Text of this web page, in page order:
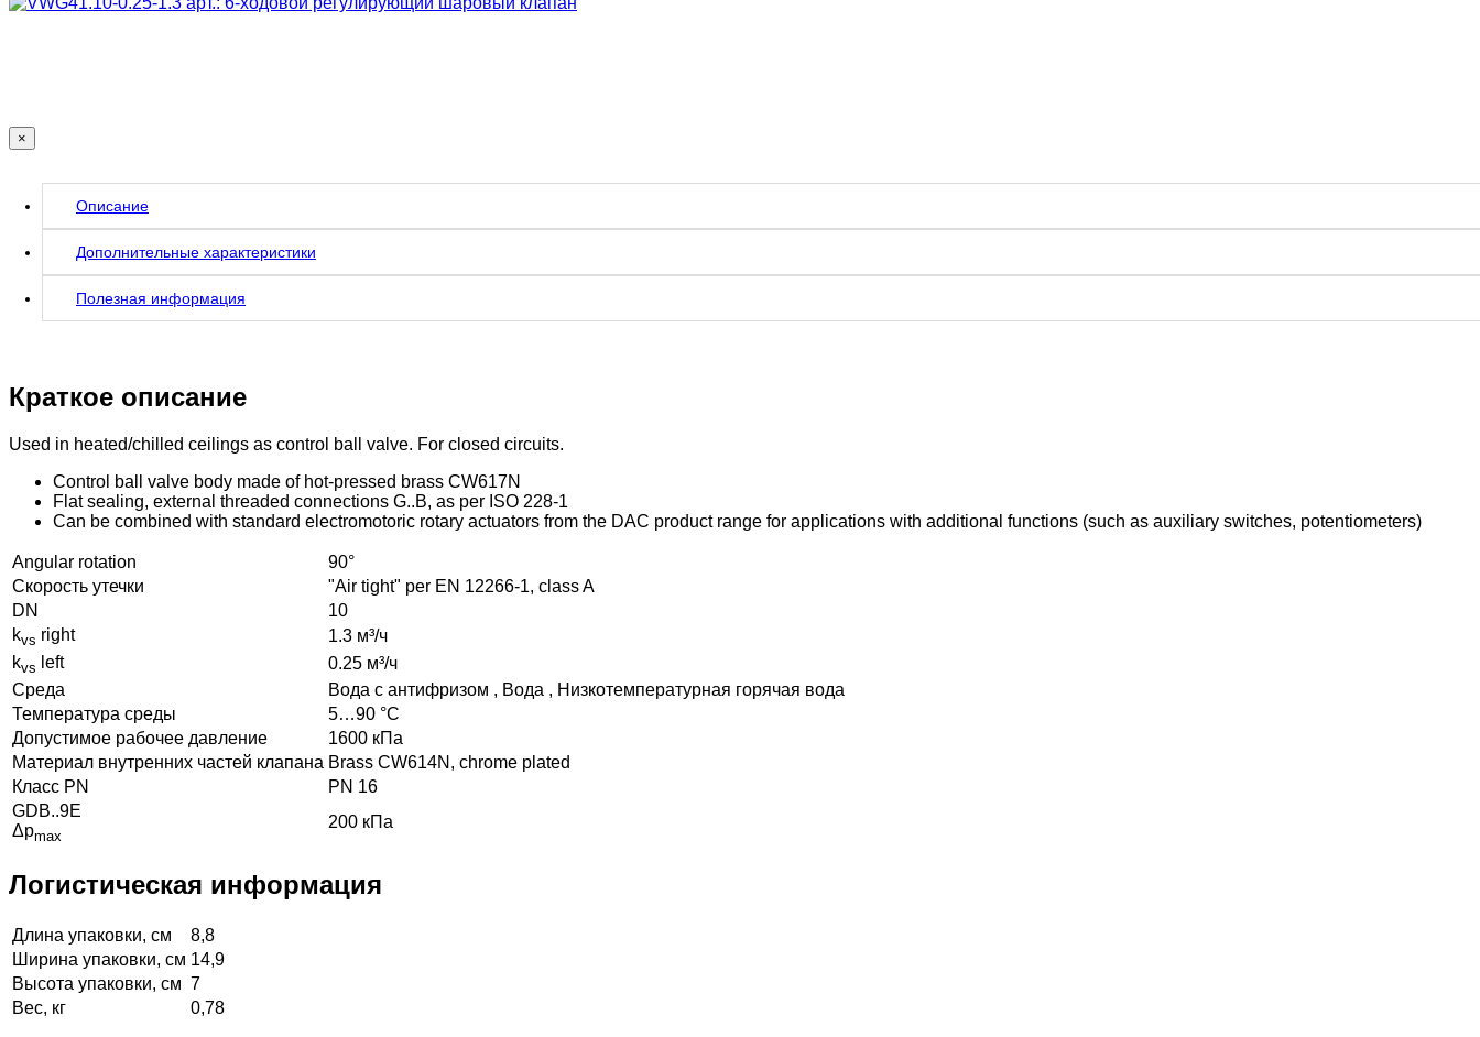
×
Описание
Дополнительные характеристики
Полезная информация
Краткое описание
Used in heated/chilled ceilings as control ball valve. For closed circuits.
Control ball valve body made of hot-pressed brass CW617N
Flat sealing, external threaded connections G..B, as per ISO 228-1
Can be combined with standard electromotoric rotary actuators from the DAC product range for applications with additional functions (such as auxiliary switches, potentiometers)
Angular rotation
90°
Скорость утечки
"Air tight" per EN 12266-1, class A
DN
10
kvs right
1.3 м³/ч
kvs left
0.25 м³/ч
Среда
Bодa с антифризом , Bодa , Низкотемпературная горячая вода
Температура среды
5…90 °C
Допустимое рабочее давление
1600 кПа
Материал внутренних частeй клапана Brass CW614N, chrome plated
Класс PN
PN 16
GDB..9E
Δpmax
200 кПа
Логистическая информация
Длина упаковки, см
8,8
Ширина упаковки, см 14,9
Высота упаковки, см 7
Вес, кг
0,78